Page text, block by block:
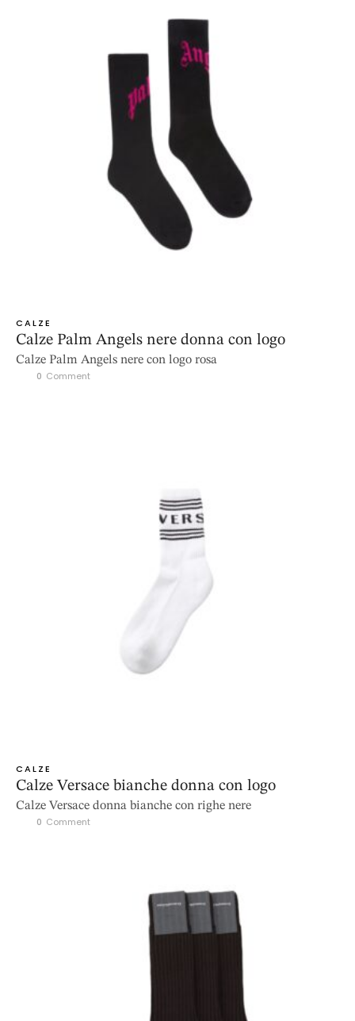
CALZE
Calze Palm Angels nere donna con logo
Calze Palm Angels nere con logo rosa
0 Comment
CALZE
Calze Versace bianche donna con logo
Calze Versace donna bianche con righe nere
0 Comment